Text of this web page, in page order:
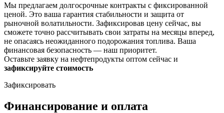
Мы предлагаем долгосрочные контракты с фиксированной
ценой. Это ваша гарантия стабильности и защита от
рыночной волатильности. Зафиксировав цену сейчас, вы
сможете точно рассчитывать свои затраты на месяцы вперед,
не опасаясь неожиданного подорожания топлива. Ваша
финансовая безопасность — наш приоритет.
Оставьте заявку на нефтепродукты оптом сейчас и
зафиксируйте стоимость
Зафиксировать
Финансирование и оплата